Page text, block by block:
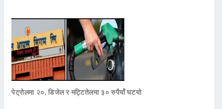
पेट्रोलमा २०, डिजेल र मट्टितेलमा ३० रुपैयाँ घटयो